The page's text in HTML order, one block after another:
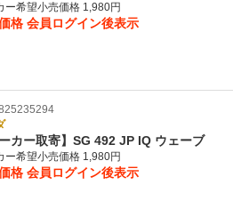
ー希望小売価格 1,980円
格 会員ログイン後表示
ーカー取寄】SG 492 JP IQ ウェーブ
ー希望小売価格 1,980円
格 会員ログイン後表示